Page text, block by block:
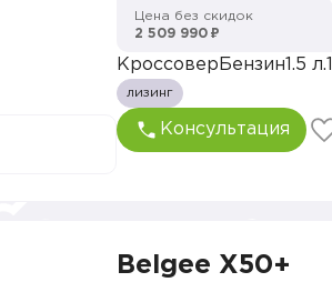
Цена без скидок
2 509 990 ₽
Кроссовер Бензин 1.5 л.
лизинг
Консультация
Belgee X50+